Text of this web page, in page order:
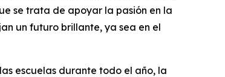
se trata de apoyar la pasión en la
un futuro brillante, ya sea en el
escuelas durante todo el año, la